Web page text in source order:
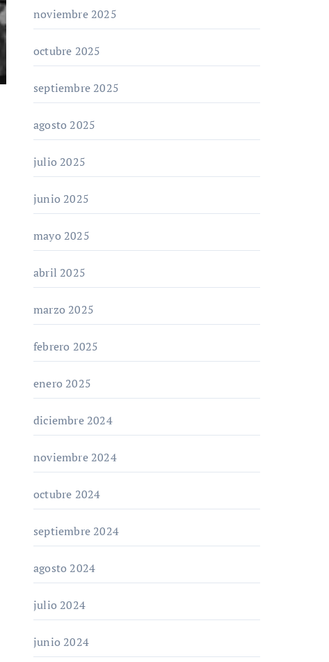
noviembre 2025
octubre 2025
septiembre 2025
agosto 2025
julio 2025
junio 2025
mayo 2025
abril 2025
marzo 2025
febrero 2025
enero 2025
diciembre 2024
noviembre 2024
octubre 2024
septiembre 2024
agosto 2024
julio 2024
junio 2024